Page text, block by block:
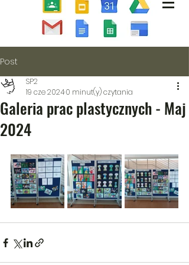
Post
Galeria prac plastycznych - Maj
2024
SP2
19 cze 20240 minut(y) czytania